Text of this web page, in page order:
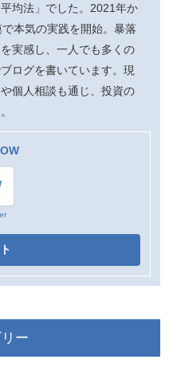
均法」でした。2021年か
本気の実践を開始。暴落
実感し、一人でも多くの
ログを書いています。現
個人相談も通じ、投資の
ー